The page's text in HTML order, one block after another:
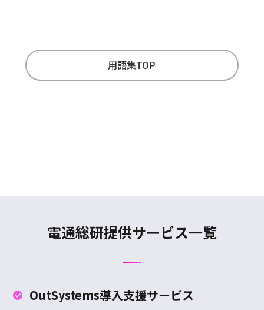
用語集TOP
電通総研提供サービス一覧
OutSystems導入支援サービス